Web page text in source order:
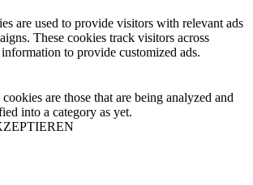
are used to provide visitors with relevant ads
These cookies track visitors across
to provide customized ads.
are those that are being analyzed and
into a category as yet.